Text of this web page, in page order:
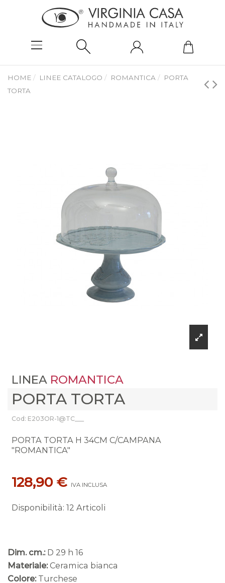
HOME LINEE CATALOGO ROMANTICA
PORTA
TORTA
LINEA ROMANTICA
PORTA TORTA
Cod: E203OR-1@TC___
PORTA TORTA H 34CM C/CAMPANA
"ROMANTICA"
128,90 € IVA INCLUSA
Disponibilità: 12 Articoli
Dim. cm.: D 29 h 16
Materiale: Ceramica bianca
Colore: Turchese